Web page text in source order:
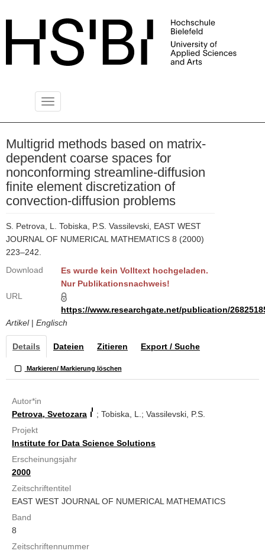
Toggle
Multigrid methods based on matrix-
dependent coarse spaces for
nonconforming streamline-diffusion
finite element discretization of
convection-diffusion problems
S. Petrova, L. Tobiska, P.S. Vassilevski, EAST WEST
JOURNAL OF NUMERICAL MATHEMATICS 8 (2000)
223–242.
Download
Es wurde kein Volltext hochgeladen.
Nur Publikationsnachweis!
URL
https://www.researchgate.net/publication/
Artikel| Englisch
Details Dateien Zitieren Export / Suche
Markieren/ Markierung löschen
Autor*in
Petrova, Svetozara
; Tobiska, L.; Vassilevski, P.S.
Projekt
Institute for Data Science Solutions
Erscheinungsjahr
2000
Zeitschriftentitel
EAST WEST JOURNAL OF NUMERICAL MATHEMATICS
Band
8
Zeitschriftennummer